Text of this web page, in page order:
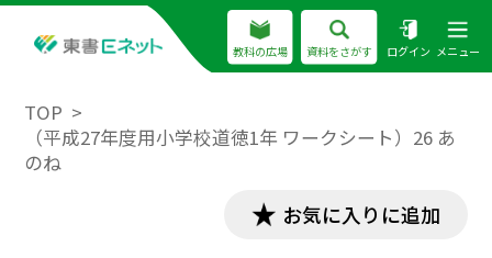
教科の広場 資料をさがす ログイン メニュー
TOP
（平成27年度用小学校道徳1年 ワークシート）26 あ
のね
お気に入りに追加